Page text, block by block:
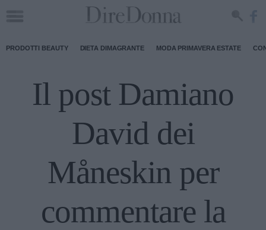
PRODOTTI BEAUTY DIETA DIMAGRANTE MODA PRIMAVERA ESTATE
Il post Damiano
David dei
Måneskin per
commentare la